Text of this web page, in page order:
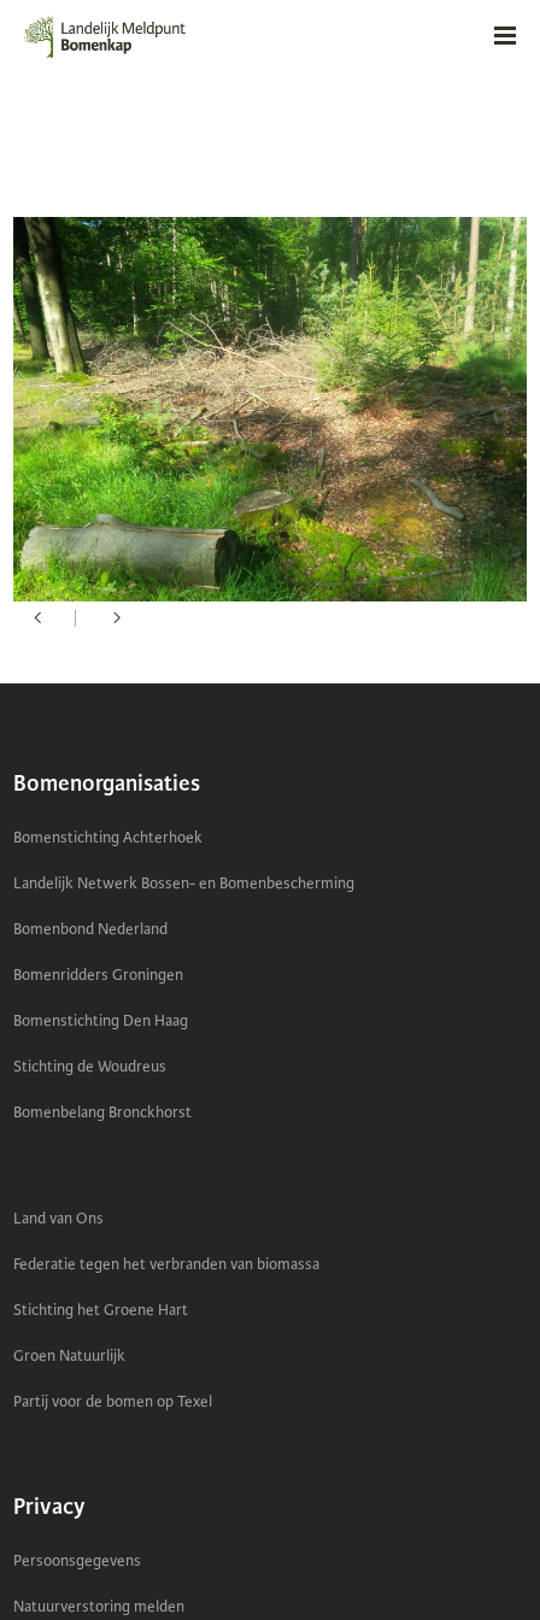
Bomenorganisaties
Bomenstichting Achterhoek
Landelijk Netwerk Bossen- en Bomenbescherming
Bomenbond Nederland
Bomenridders Groningen
Bomenstichting Den Haag
Stichting de Woudreus
Bomenbelang Bronckhorst
Land van Ons
Federatie tegen het verbranden van biomassa
Stichting het Groene Hart
Groen Natuurlijk
Partij voor de bomen op Texel
Privacy
Persoonsgegevens
Natuurverstoring melden